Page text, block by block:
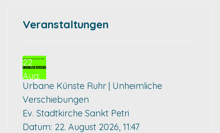
Veranstaltungen
22
Aug.
Urbane Künste Ruhr | Unheimliche
Verschiebungen
Ev. Stadtkirche Sankt Petri
Datum: 22. August 2026, 11:47